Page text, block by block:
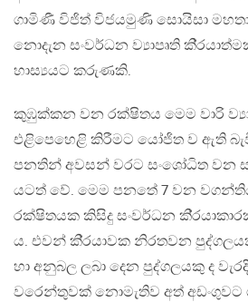
ගාමිණී විජිත් විජයමුණි සොයිසා
නොදැන සංවර්ධන ව්‍යාපෘති
හාස්‍යයට කරුණකි.
කුඹුක්කන වන රක්ෂිතය මෙම වාරි
එළිපෙහෙළි කිරීමට යෝජිත ව ඇති
පනතින් අවසන් වරට සංශෝධිත වන
යටත් වේ. මෙම පනතේ 7 වන
රක්ෂිතයක කිසිදු සංවර්ධන
ය. එවන් කි‍්‍රයාවක නිරතවන
හා අනුබල ලබා දෙන පුද්ගලයකු ද
වරෙන්තුවක් නොමැතිව අත් අඩංගුවට